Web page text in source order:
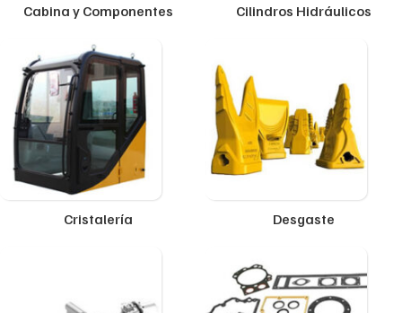
Cabina y Componentes Cilindros Hidráulicos
Cristalería Desgaste